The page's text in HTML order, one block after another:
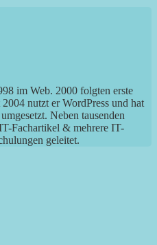
im Web. 2000 folgten erste
nutzt er WordPress und hat
Neben tausenden
Fachartikel & mehrere IT-
geleitet.